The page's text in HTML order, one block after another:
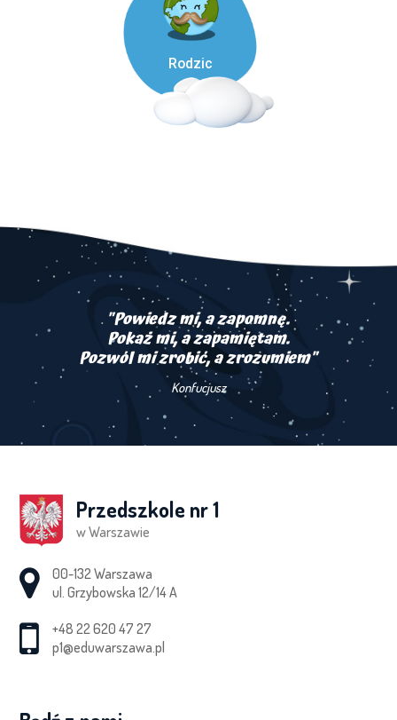
Rodzic
"Powiedz mi, a zapomnę.
Pokaż mi, a zapamiętam.
Pozwól mi zrobić, a zrozumiem"
Konfucjusz
Przedszkole nr 1
w Warszawie
Adres pocztowy:
00-132 Warszawa
ul. Grzybowska 12/14 A
+48 22 620 47 27
p1@eduwarszawa.pl